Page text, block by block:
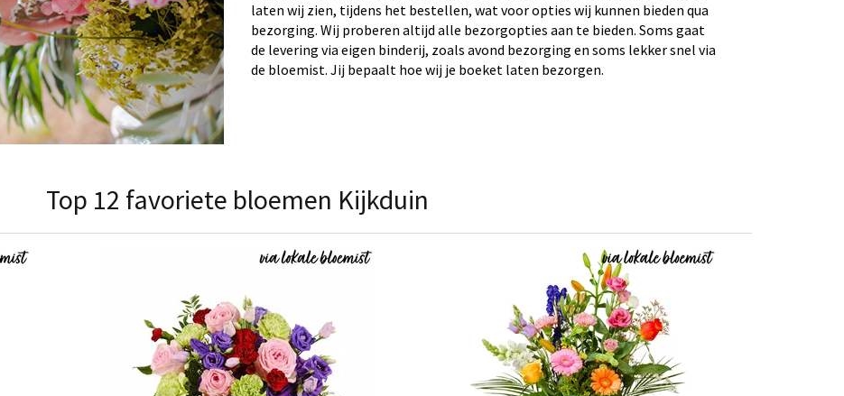
laten wij zien, tijdens het bestellen, wat voor opties wij kunnen bieden qua
bezorging. Wij proberen altijd alle bezorgopties aan te bieden. Soms gaat
de levering via eigen binderij, zoals avond bezorging en soms lekker snel via
de bloemist. Jij bepaalt hoe wij je boeket laten bezorgen.
Top 12 favoriete bloemen Kijkduin